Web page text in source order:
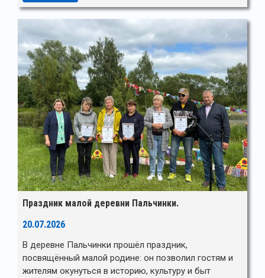
Праздник малой деревни Пальчинки.
20.07.2026
В деревне Пальчинки прошёл праздник,
посвящённый малой родине: он позволил гостям и
жителям окунуться в историю, культуру и быт